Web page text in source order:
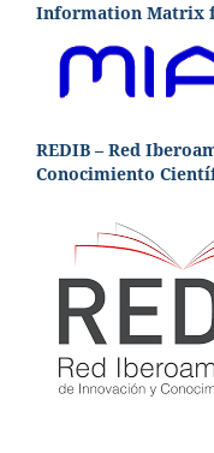
Information Matrix
REDIB – Red
Conocimiento